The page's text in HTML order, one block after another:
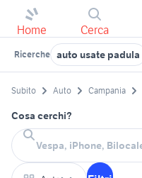
Home Cerca
Ricerche auto usate padula
Subito Auto Campania
Cosa cerchi?